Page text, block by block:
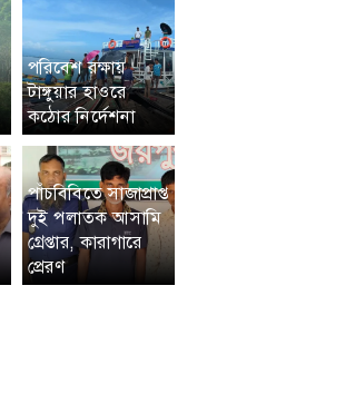
পরিবেশ রক্ষায়
টাঙ্গুয়ার হাওরে
কঠোর নির্দেশনা
পাঁচবিবিতে সাজাপ্রাপ্ত
দুই পলাতক আসামি
গ্রেপ্তার, কারাগারে
প্রেরণ